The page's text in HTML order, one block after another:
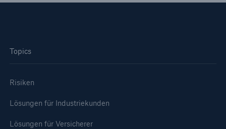
Topics
Risiken
Lösungen für Industriekunden
Lösungen für Versicherer
Navigation schließen oder Escape-Taste drücken
Home